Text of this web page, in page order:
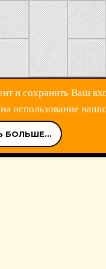
и сохранить Ваш
использование
БОЛЬШЕ...